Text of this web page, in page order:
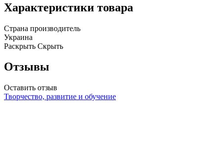
Характеристики товара
Страна производитель
Украина
Раскрыть Скрыть
Отзывы
Оставить отзыв
Творчество, развитие и обучение